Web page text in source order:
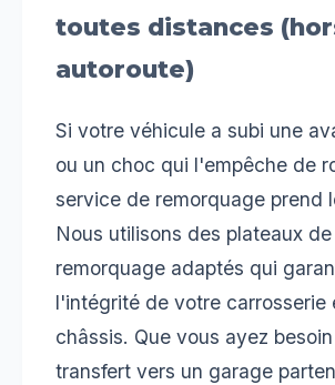
toutes distances
autoroute)
Si votre véhicule a subi une
ou un choc qui l'empêche de
service de remorquage prend
Nous utilisons des plateaux de
remorquage adaptés qui
l'intégrité de votre carrosserie
châssis. Que vous ayez
transfert vers un garage